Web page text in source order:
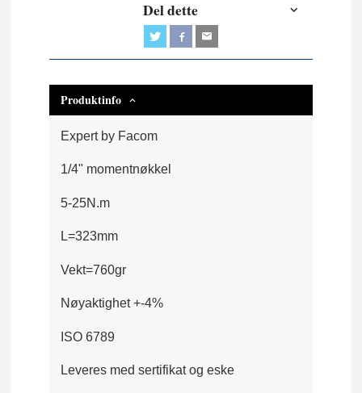
Del dette
Produktinfo
Expert by Facom
1/4" momentnøkkel
5-25N.m
L=323mm
Vekt=760gr
Nøyaktighet +-4%
ISO 6789
Leveres med sertifikat og eske